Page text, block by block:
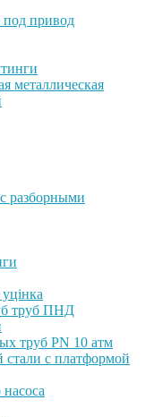
привод
металлическая
разборными
труб ПНД
труб PN 10 атм
с платформой